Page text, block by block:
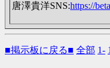
唐澤貴洋SNS:https://
■掲示板に戻る■ 全部 1-